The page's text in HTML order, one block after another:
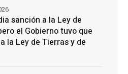
sanción a la Ley de
el Gobierno tuvo que
la Ley de Tierras y de